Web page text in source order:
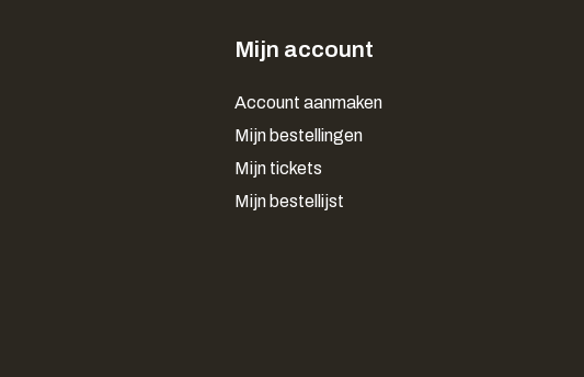
Mijn account
Account aanmaken
Mijn bestellingen
Mijn tickets
Mijn bestellijst